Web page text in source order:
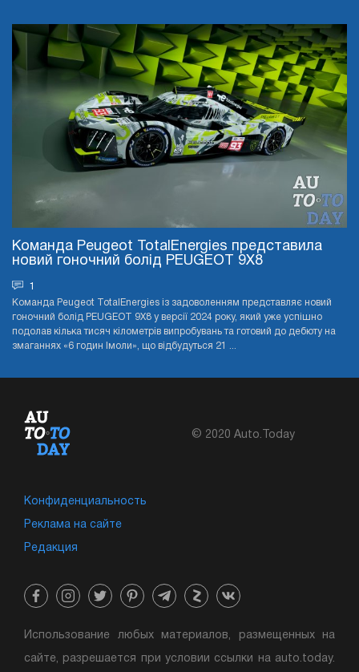
Команда Peugeot TotalEnergies представила
новий гоночний болід PEUGEOT 9X8
Команда Peugeot TotalEnergies із задоволенням представляє новий
гоночний болід PEUGEOT 9X8 у версії 2024 року, який уже успішно
подолав кілька тисяч кілометрів випробувань та готовий до дебюту на
змаганнях «6 годин Імоли», що відбудуться 21 ...
© 2020 Auto.Today
Конфиденциальность
Реклама на сайте
Редакция
Использование любых материалов, размещенных на
сайте, разрешается при условии ссылки на auto.today.